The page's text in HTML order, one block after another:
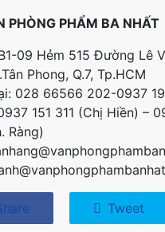
PHÒNG PHẨM BA NHẤT
09 Hẻm 515 Đường Lê
Tân Phong, Q.7, Tp.HCM
028 66566 202-0937
151 311 (Chị Hiền) –
Ràng)
Tweet